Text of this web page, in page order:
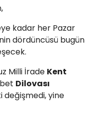
kadar her Pazar
dördüncüsü bugün
Milli İrade Kent
Dilovası
değişmedi, yine